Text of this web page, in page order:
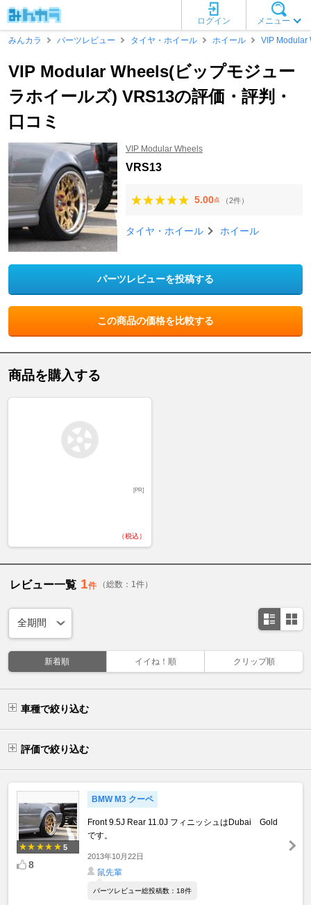
メニュー
ログイン
みんカラ
パーツレビュー タイヤ・ホイール ホイール VIP Modular
VIP Modular Wheels(ビップモジュー
ラホイールズ) VRS13の評価・評判・
口コミ
VIP Modular Wheels
VRS13
5.00点 （2件）
タイヤ・ホイール ホイール
パーツレビューを投稿する
この商品の価格を比較する
商品を購入する
[PR]
（税込）
レビュー一覧 1件 （総数：1件）
新着順 イイね！順 クリップ順
車種で絞り込む
評価で絞り込む
5
8
BMW M3 クーペ
Front 9.5J Rear 11.0J フィニッシュはDubai Gold
です。
2013年10月22日
鼠先輩
パーツレビュー総投稿数：18件